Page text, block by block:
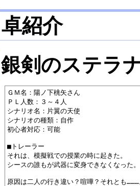
卓紹介
銀剣のステラ
ＧＭ名：陽ノ下桃矢さん
ＰＬ人数：３～４人
シナリオ名：片翼の天使
シナリオの種類：自作
初心者対応：可能
■トレーラー
それは、模擬戦での授業の時に起きた。
シースの誰もが武器に変身できなくなった。
原因は二人の行き違い？喧嘩？それとも